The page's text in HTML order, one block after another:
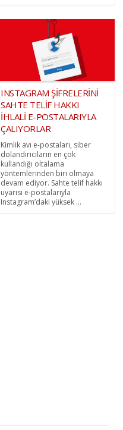
INSTAGRAM ŞİFRELERİNİ
SAHTE TELİF HAKKI
İHLALİ E-POSTALARIYLA
ÇALIYORLAR
Kimlik avı e-postaları, siber
dolandırıcıların en çok
kullandığı oltalama
yöntemlerinden biri olmaya
devam ediyor. Sahte telif hakkı
uyarısı e-postalarıyla
Instagram’daki yüksek ...